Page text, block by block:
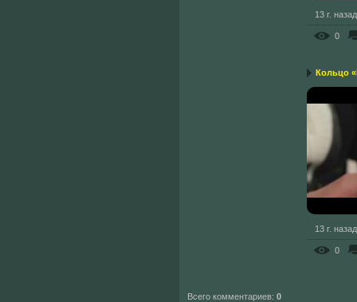
13 г. назад
0
Кольцо
13 г. назад
0
Всего комментариев: 0